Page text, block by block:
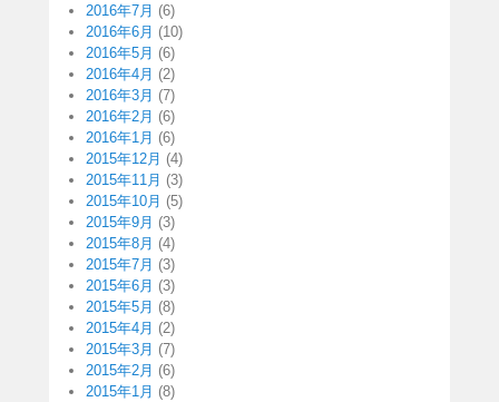
2016年7月 (6)
2016年6月 (10)
2016年5月 (6)
2016年4月 (2)
2016年3月 (7)
2016年2月 (6)
2016年1月 (6)
2015年12月 (4)
2015年11月 (3)
2015年10月 (5)
2015年9月 (3)
2015年8月 (4)
2015年7月 (3)
2015年6月 (3)
2015年5月 (8)
2015年4月 (2)
2015年3月 (7)
2015年2月 (6)
2015年1月 (8)